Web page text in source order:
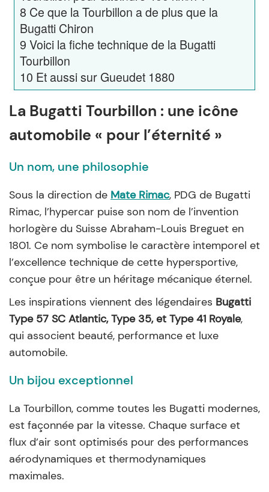
8 Ce que la Tourbillon a de plus que la
Bugatti Chiron
9 Voici la fiche technique de la Bugatti
Tourbillon
10 Et aussi sur Gueudet 1880
La Bugatti Tourbillon : une icône
automobile « pour l’éternité »
Un nom, une philosophie
Sous la direction de Mate Rimac, PDG de Bugatti
Rimac, l’hypercar puise son nom de l’invention
horlogère du Suisse Abraham-Louis Breguet en
1801. Ce nom symbolise le caractère intemporel et
l’excellence technique de cette hypersportive,
conçue pour être un héritage mécanique éternel.
Les inspirations viennent des légendaires Bugatti
Type 57 SC Atlantic, Type 35, et Type 41 Royale,
qui associent beauté, performance et luxe
automobile.
Un bijou exceptionnel
La Tourbillon, comme toutes les Bugatti modernes,
est façonnée par la vitesse. Chaque surface et
flux d’air sont optimisés pour des performances
aérodynamiques et thermodynamiques
maximales.